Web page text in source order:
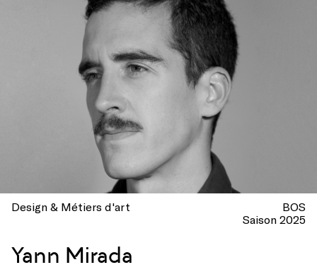
Design & Métiers d'art
BOS
Saison 2025
Yann Mirada